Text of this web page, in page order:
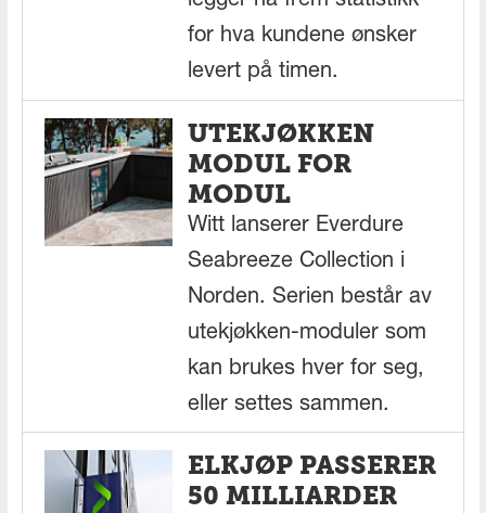
for hva kundene ønsker
levert på timen.
UTEKJØKKEN
MODUL FOR
MODUL
Witt lanserer Everdure
Seabreeze Collection i
Norden. Serien består av
utekjøkken-moduler som
kan brukes hver for seg,
eller settes sammen.
ELKJØP PASSERER
50 MILLIARDER